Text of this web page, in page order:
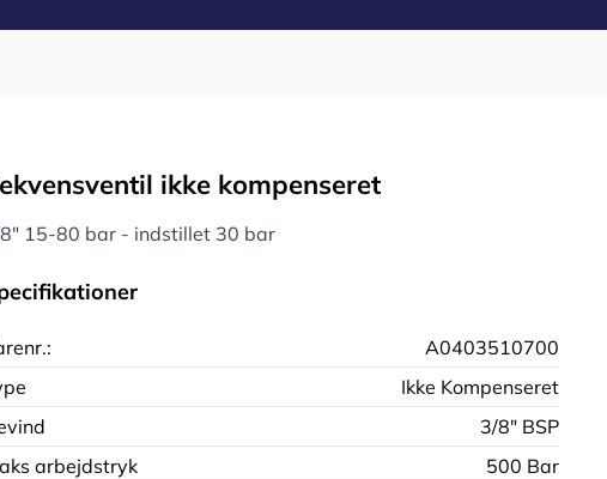
ikke kompenseret
15-80 bar - indstillet 30 bar
A0403510700
Ikke Kompenseret
3/8" BSP
arbejdstryk
500 Bar